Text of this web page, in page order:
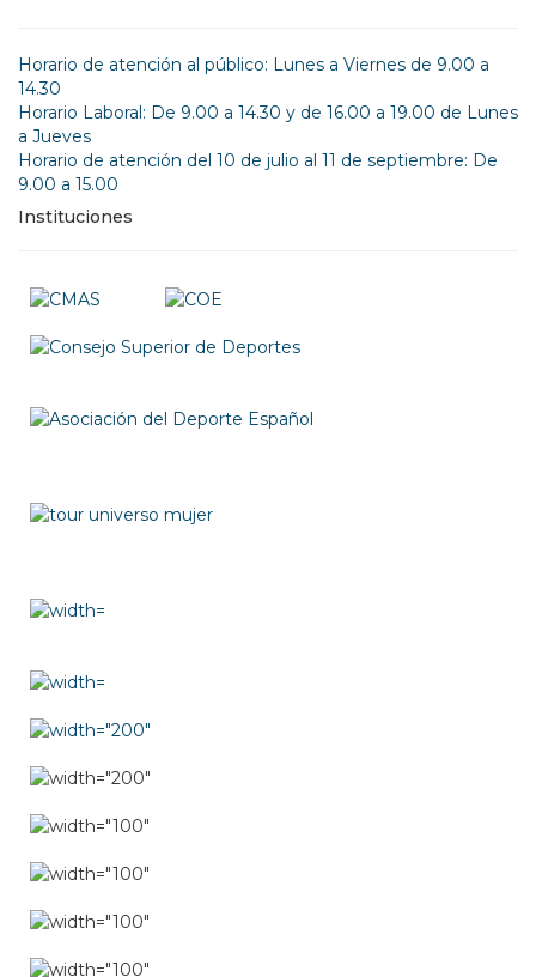
Horario de atención al público: Lunes a Viernes de 9.00 a
14.30
Horario Laboral: De 9.00 a 14.30 y de 16.00 a 19.00 de Lunes
a Jueves
Horario de atención del 10 de julio al 11 de septiembre: De
9.00 a 15.00
Instituciones